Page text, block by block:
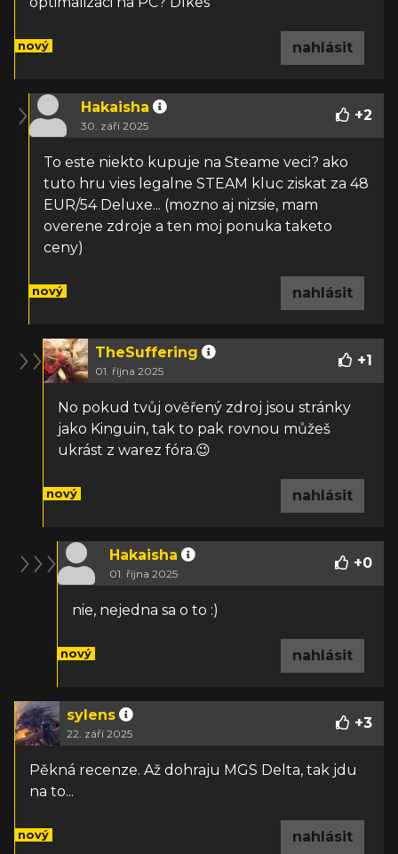
nový nahlásit
Hakaisha
30. září 2025
+2
To este niekto kupuje na Steame veci? ako
tuto hru vies legalne STEAM kluc ziskat za 48
EUR/54 Deluxe... (mozno aj nizsie, mam
overene zdroje a ten moj ponuka taketo
ceny)
nový nahlásit
TheSuffering
01. října 2025
+1
No pokud tvůj ověřený zdroj jsou stránky
jako Kinguin, tak to pak rovnou můžeš
ukrást z warez fóra.😉
nový nahlásit
Hakaisha
01. října 2025
+0
nie, nejedna sa o to :)
nový nahlásit
sylens
22. září 2025
+3
Pěkná recenze. Až dohraju MGS Delta, tak jdu
na to...
nový nahlásit